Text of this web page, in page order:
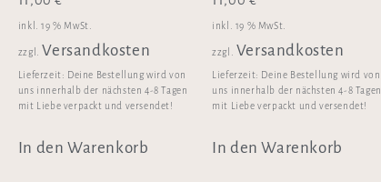
inkl. 19 % MwSt.
zzgl. Versandkosten
Lieferzeit: Deine Bestellung wird von
uns innerhalb der nächsten 4-8 Tagen
mit Liebe verpackt und versendet!
In den Warenkorb
inkl. 19 % MwSt.
zzgl. Versandkosten
Lieferzeit: Deine Bestellung wird von
uns innerhalb der nächsten 4-8 Tagen
mit Liebe verpackt und versendet!
In den Warenkorb